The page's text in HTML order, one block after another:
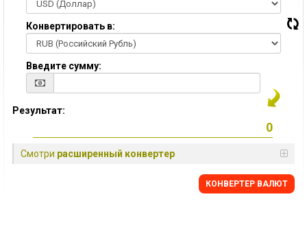
Конвертировать в:
Введите сумму:
Результат:
Смотри расширенный конвертер
КОНВЕРТЕР ВАЛЮТ